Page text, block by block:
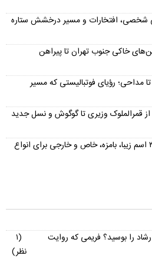
شخصی، افتخارات و مسیر درخشش ستاره
خاکی جنوب تهران تا پیراهن
تا مداحی؛ رؤیای فوتبالیستی که مسیر
قمرالملوک وزیری تا گوگوش و نسل جدید
اسم برای طوطی | بیش از ۳۰۰ اسم زیبا، بامزه، خاص و خارجی برای انواع
را بوسید؟ فریمی که روایت
(۱
نظر)